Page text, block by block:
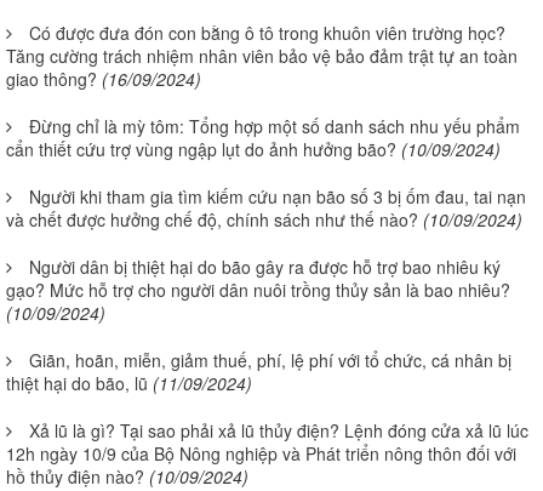
Có được đưa đón con bằng ô tô trong khuôn viên trường học?
Tăng cường trách nhiệm nhân viên bảo vệ bảo đảm trật tự an toàn
giao thông? (16/09/2024)
Đừng chỉ là mỳ tôm: Tổng hợp một số danh sách nhu yếu phẩm
cẩn thiết cứu trợ vùng ngập lụt do ảnh hưởng bão? (10/09/2024)
Người khi tham gia tìm kiếm cứu nạn bão số 3 bị ốm đau, tai nạn
và chết được hưởng chế độ, chính sách như thế nào? (10/09/2024)
Người dân bị thiệt hại do bão gây ra được hỗ trợ bao nhiêu ký
gạo? Mức hỗ trợ cho người dân nuôi trồng thủy sản là bao nhiêu?
(10/09/2024)
Giãn, hoãn, miễn, giảm thuế, phí, lệ phí với tổ chức, cá nhân bị
thiệt hại do bão, lũ (11/09/2024)
Xả lũ là gì? Tại sao phải xả lũ thủy điện? Lệnh đóng cửa xả lũ lúc
12h ngày 10/9 của Bộ Nông nghiệp và Phát triển nông thôn đối với
hồ thủy điện nào? (10/09/2024)